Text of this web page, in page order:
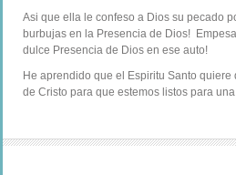
Asi que ella le confeso a Dios su pecado
burbujas en la Presencia de Dios!
dulce Presencia de Dios en ese auto!
He aprendido que el Espiritu Santo
de Cristo para que estemos listos para